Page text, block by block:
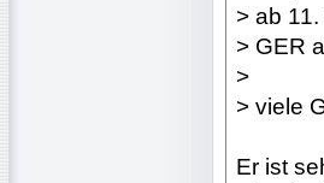
> ab
> GER
>
> viele
Er ist